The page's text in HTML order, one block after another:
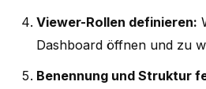
Viewer-Rollen definieren:
Dashboard öffnen und zu
Benennung und Struktur